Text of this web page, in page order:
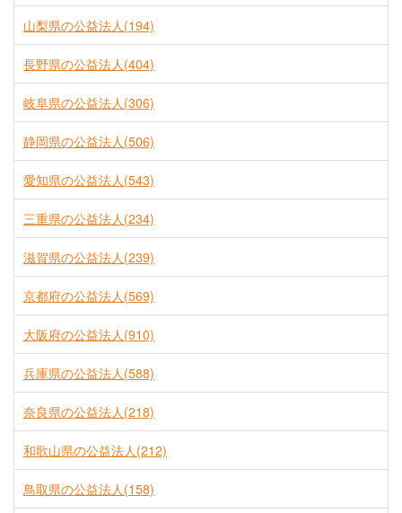
山梨県の公益法人(194)
長野県の公益法人(404)
岐阜県の公益法人(306)
静岡県の公益法人(506)
愛知県の公益法人(543)
三重県の公益法人(234)
滋賀県の公益法人(239)
京都府の公益法人(569)
大阪府の公益法人(910)
兵庫県の公益法人(588)
奈良県の公益法人(218)
和歌山県の公益法人(212)
鳥取県の公益法人(158)